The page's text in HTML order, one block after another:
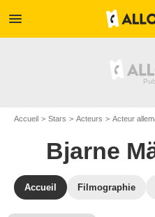
menu
Accueil Stars Acteurs Acteur
Bjarne
Accueil Filmographie